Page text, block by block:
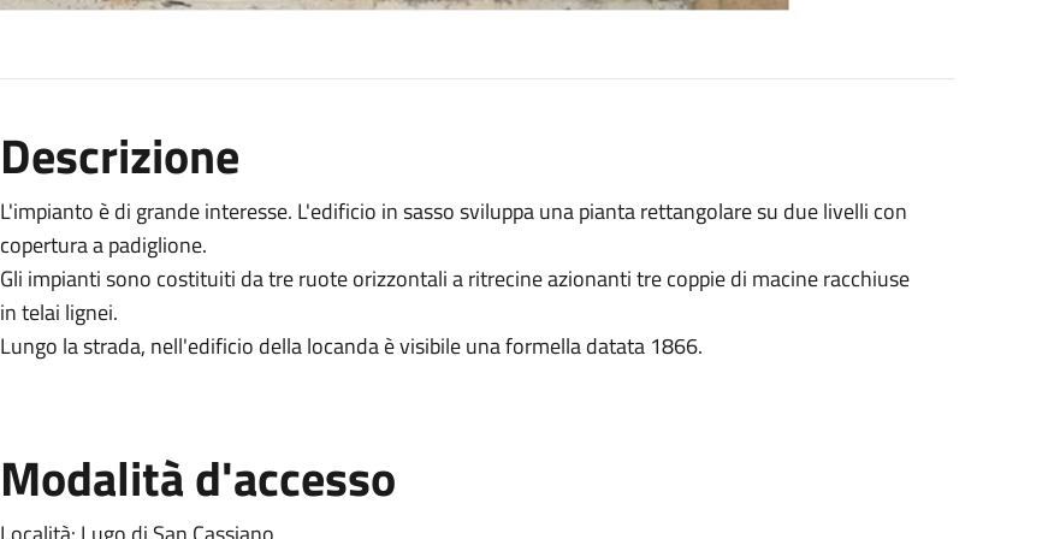
Descrizione
L'impianto è di grande interesse. L'edificio in sasso sviluppa una pianta rettangolare su due livelli con
copertura a padiglione.
Gli impianti sono costituiti da tre ruote orizzontali a ritrecine azionanti tre coppie di macine racchiuse
in telai lignei.
Lungo la strada, nell'edificio della locanda è visibile una formella datata 1866.
Modalità d'accesso